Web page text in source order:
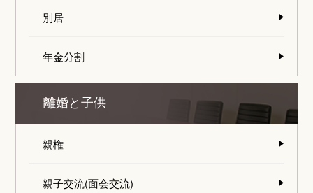
別居
年金分割
離婚と子供
親権
親子交流(面会交流)